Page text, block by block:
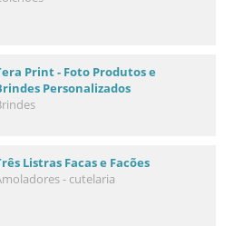
Print - Foto Produtos e
Personalizados
Listras Facas e Facões
- cutelaria